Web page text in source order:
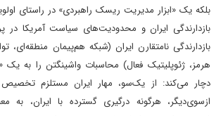
بلکه یک «ابزار مدیریت ریسک راهبردی» در راستای
بازدارندگی ایران و محدودیت‌های سیاست آمریکا در
بازدارندگی نامتقارن ایران (شبکه هم‌پیمان منطقه‌ای،
هرمز، ژئوپلیتیک فعال) محاسبات واشینگتن را به یک
دچار می‌کند: از یک‌سو، مهار ایران مستلزم
ازسوی‌دیگر، هرگونه درگیری گسترده با ایران، به